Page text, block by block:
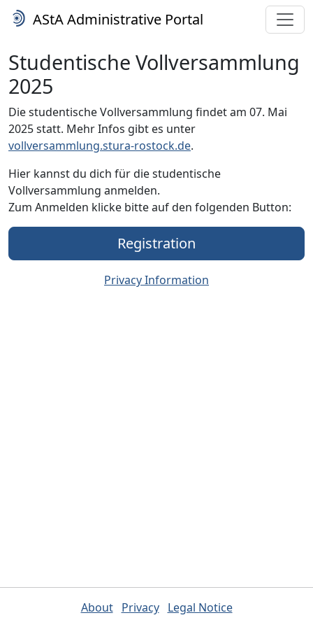
AStA Administrative Portal
Studentische Vollversammlung
2025
Die studentische Vollversammlung findet am 07. Mai
2025 statt. Mehr Infos gibt es unter
vollversammlung.stura-rostock.de.
Hier kannst du dich für die studentische
Vollversammlung anmelden.
Zum Anmelden klicke bitte auf den folgenden Button:
Registration
Privacy Information
About Privacy Legal Notice